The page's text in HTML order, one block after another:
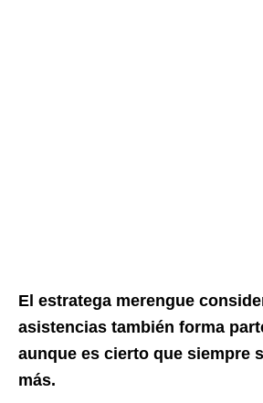
El estratega merengue
asistencias también forma
aunque es cierto que siempre
más.